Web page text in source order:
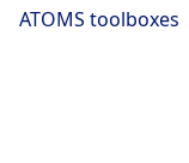
ATOMS toolboxes